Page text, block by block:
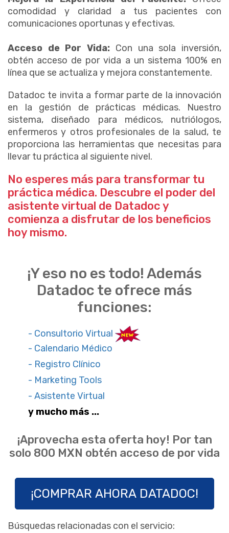
comodidad y claridad a tus pacientes con
comunicaciones oportunas y efectivas.
Acceso de Por Vida: Con una sola inversión,
obtén acceso de por vida a un sistema 100% en
línea que se actualiza y mejora constantemente.
Datadoc te invita a formar parte de la innovación
en la gestión de prácticas médicas. Nuestro
sistema, diseñado para médicos, nutriólogos,
enfermeros y otros profesionales de la salud, te
proporciona las herramientas que necesitas para
llevar tu práctica al siguiente nivel.
No esperes más para transformar tu
práctica médica. Descubre el poder del
asistente virtual de Datadoc y
comienza a disfrutar de los beneficios
hoy mismo.
¡Y eso no es todo! Además
Datadoc te ofrece más
funciones:
- Consultorio Virtual
- Calendario Médico
- Registro Clínico
- Marketing Tools
- Asistente Virtual
y mucho más ...
¡Aprovecha esta oferta hoy! Por tan
solo 800 MXN obtén acceso de por vida
¡COMPRAR AHORA DATADOC!
Búsquedas relacionadas con el servicio: